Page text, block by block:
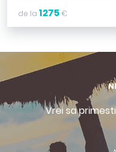
de la 1275 €
Vrei sa